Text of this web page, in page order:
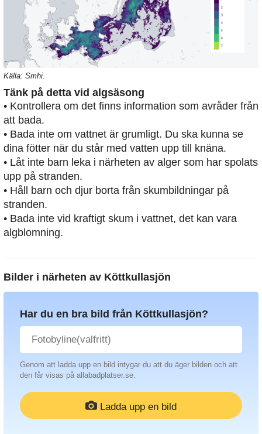
Källa: Smhi.
Tänk på detta vid algsäsong
• Kontrollera om det finns information som avråder från
att bada.
• Bada inte om vattnet är grumligt. Du ska kunna se
dina fötter när du står med vatten upp till knäna.
• Låt inte barn leka i närheten av alger som har spolats
upp på stranden.
• Håll barn och djur borta från skumbildningar på
stranden.
• Bada inte vid kraftigt skum i vattnet, det kan vara
algblomning.
Bilder i närheten av Köttkullasjön
Har du en bra bild från Köttkullasjön?
Genom att ladda upp en bild intygar du att du äger bilden och att
den får visas på allabadplatser.se.
Ladda upp en bild